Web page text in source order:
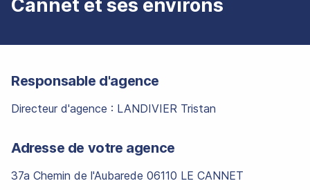
Cannet et ses environs
Responsable d'agence
Directeur d'agence : LANDIVIER Tristan
Adresse de votre agence
37a Chemin de l'Aubarede 06110 LE CANNET